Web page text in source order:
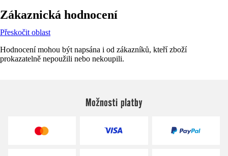
Zákaznická hodnocení
Přeskočit oblast
Hodnocení mohou být napsána i od zákazníků, kteří zboží
prokazatelně nepoužili nebo nekoupili.
Možnosti platby